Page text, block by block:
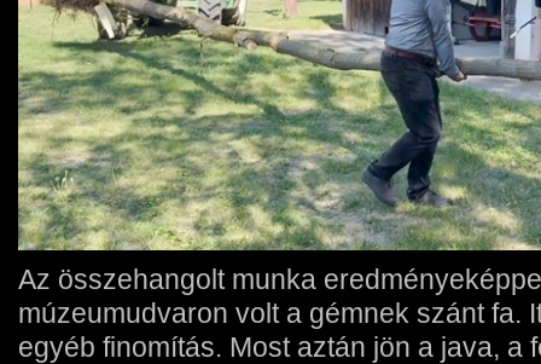
Az összehangolt munka
múzeumudvaron volt a gémnek szánt fa.
egyéb finomítás. Most aztán jön a java, a